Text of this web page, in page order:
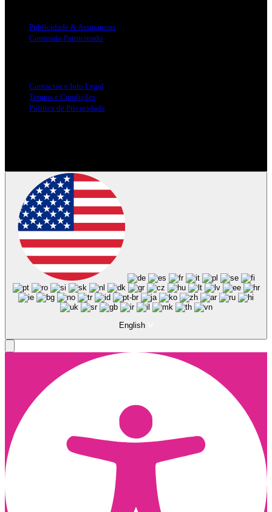
Publicidade & Assinaturas
Conteúdo Patrocinado
Contactos e Info Legal
Termos e Condições
Politica de Privacidade
English